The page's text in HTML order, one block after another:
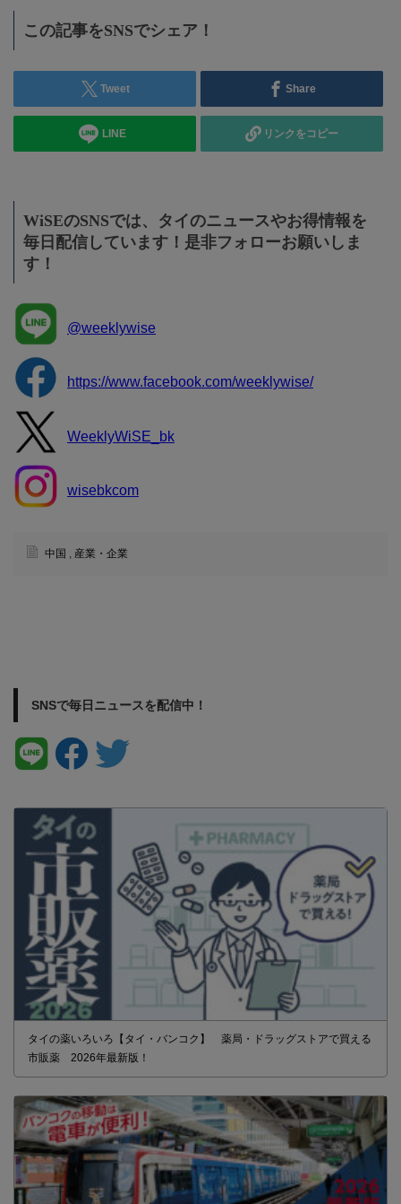
この記事をSNSでシェア！
Tweet Share
LINE リンクをコピー
WiSEのSNSでは、タイのニュースやお得情報を
毎日配信しています！是非フォローお願いしま
す！
@weeklywise
https://www.facebook.com/weeklywise/
WeeklyWiSE_bk
wisebkcom
中国 , 産業・企業
SNSで毎日ニュースを配信中！
タイの薬いろいろ【タイ・バンコク】 薬局・ドラッグストアで買える
市販薬 2026年最新版！